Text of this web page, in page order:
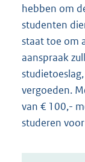
hebben om
studenten
staat toe om
aanspraak
vergoeden.
van € 100,-
studeren